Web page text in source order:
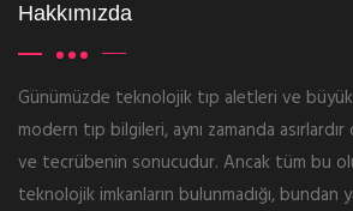
Hakkımızda
Günümüzde teknolojik tıp aletleri ve büyük
modern tıp bilgileri, aynı zamanda
ve tecrübenin sonucudur. Ancak tüm bu
teknolojik imkanların bulunmadığı, bundan